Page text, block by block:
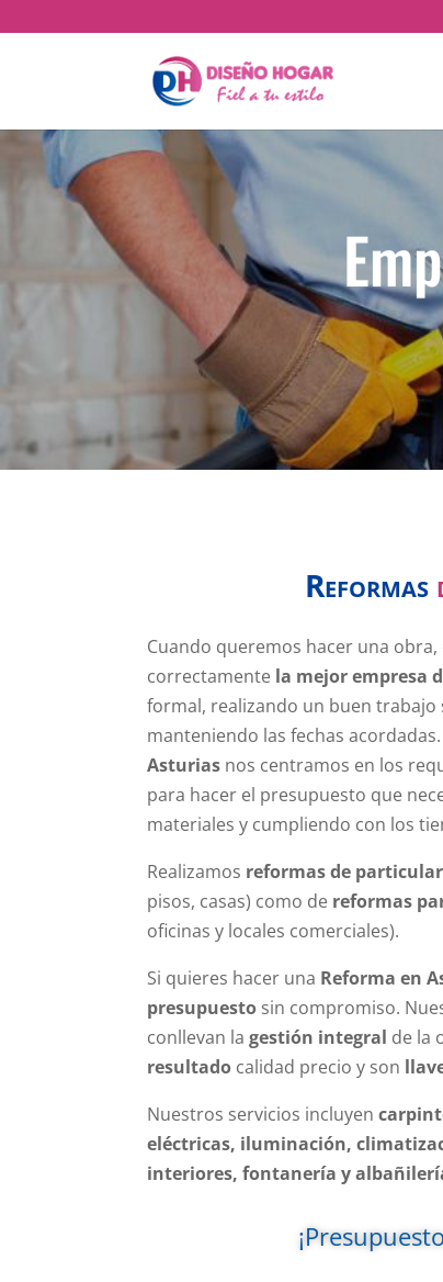
Reformas
Cuando queremos hacer una
correctamente la mejor empresa
formal, realizando un buen
manteniendo las fechas
Asturias nos centramos en los
para hacer el presupuesto que
materiales y cumpliendo con los
Realizamos reformas de
pisos, casas) como de reformas
oficinas y locales comerciales).
Si quieres hacer una Reforma en
presupuesto sin compromiso.
conllevan lagestión integral de la
resultado calidad precio y son
Nuestros servicios incluyen
eléctricas, iluminación,
interiores, fontanería y